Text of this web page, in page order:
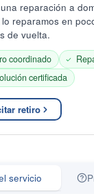
reparación a
reparamos en
de vuelta.
coordinado
certificada
retiro
servicio